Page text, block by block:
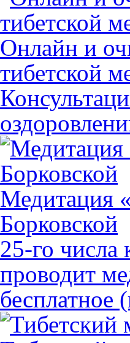
Онлайн и
тибетской
Медитация
Борковской
25-го числа
проводит